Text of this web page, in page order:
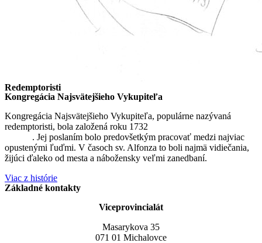
Redemptoristi
Kongregácia Najsvätejšieho Vykupiteľa
Kongregácia Najsvätejšieho Vykupiteľa, populárne nazývaná
redemptoristi, bola založená roku 1732
. Jej poslaním bolo predovšetkým pracovať medzi najviac
opustenými ľuďmi. V časoch sv. Alfonza to boli najmä vidiečania,
žijúci ďaleko od mesta a nábožensky veľmi zanedbaní.
Viac z histórie
Základné kontakty
Viceprovincialát
Masarykova 35
071 01 Michalovce